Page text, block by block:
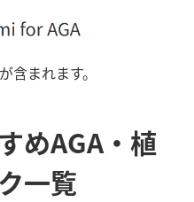
まれます。
めAGA・植
一覧